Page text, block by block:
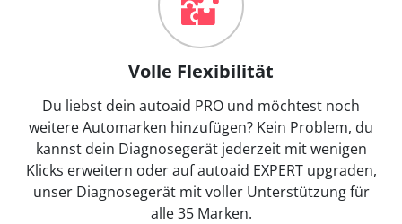
Volle Flexibilität
Du liebst dein autoaid PRO und möchtest noch
weitere Automarken hinzufügen? Kein Problem, du
kannst dein Diagnosegerät jederzeit mit wenigen
Klicks erweitern oder auf autoaid EXPERT upgraden,
unser Diagnosegerät mit voller Unterstützung für
alle 35 Marken.